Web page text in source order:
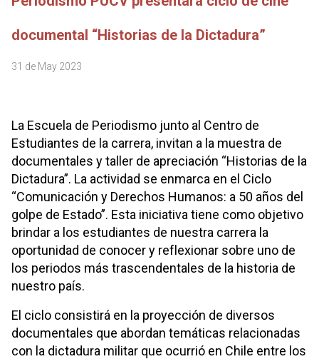
documental “Historias de la Dictadura”
31 de May 2023
La Escuela de Periodismo junto al Centro de
Estudiantes de la carrera, invitan a la muestra de
documentales y taller de apreciación “Historias de la
Dictadura”. La actividad se enmarca en el Ciclo
“Comunicación y Derechos Humanos: a 50 años del
golpe de Estado”. Esta iniciativa tiene como objetivo
brindar a los estudiantes de nuestra carrera la
oportunidad de conocer y reflexionar sobre uno de
los periodos más trascendentales de la historia de
nuestro país.
El ciclo consistirá en la proyección de diversos
documentales que abordan temáticas relacionadas
con la dictadura militar que ocurrió en Chile entre los